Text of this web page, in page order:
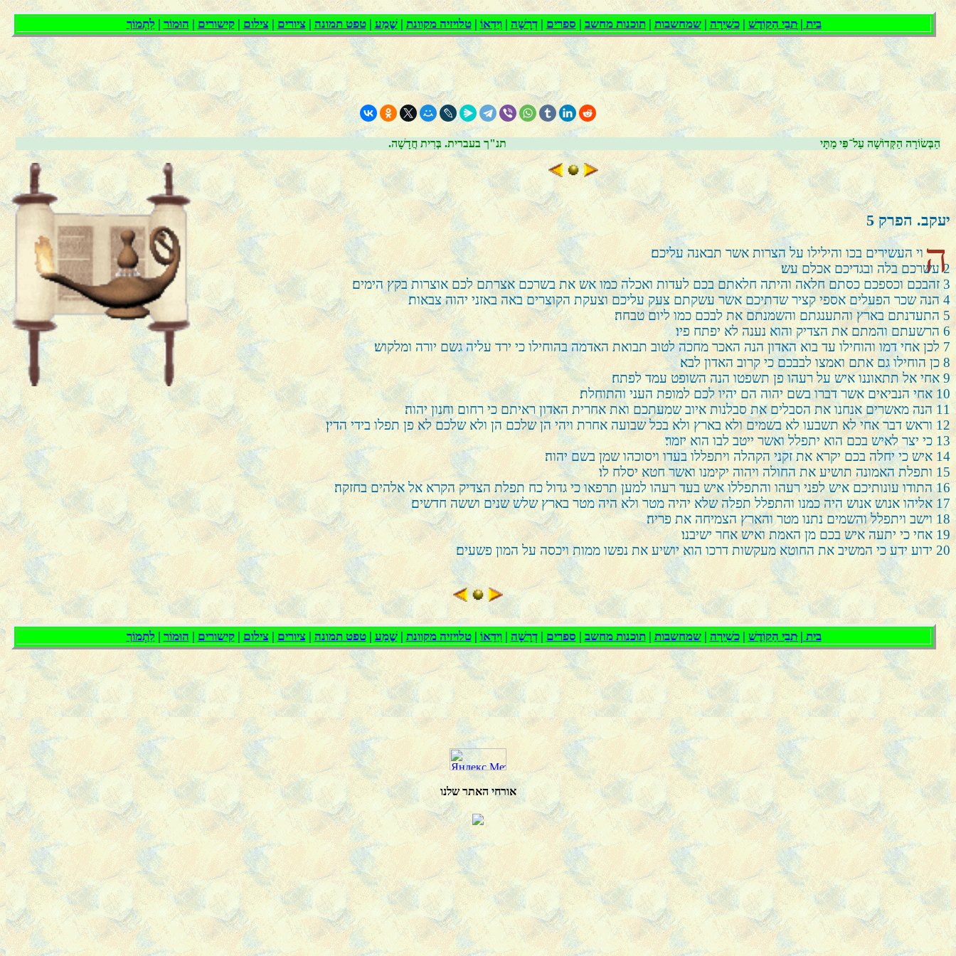
.תנ"ך בעברית. בְּרִית חֲדָשָׁה הַבְּשׂוֹרָה הַקְּדוֹשָׁה עַל־פִּי מַתָּי
יעקב. הפרק5
הוי העשירים בכו והילילו על הצרות אשר תבאנה עליכם׃
2 עשרכם בלה ובגדיכם אכלם עש׃
3 זהבכם וכספכם כסתם חלאה והיתה חלאתם בכם לעדות ואכלה כמו אש את בשרכם אצרתם לכם אוצרות בקץ הימים׃
4 הנה שכר הפעלים אספי קציר שדתיכם אשר עשקתם צעק עליכם וצעקת הקוצרים באה באזני יהוה צבאות׃
5 התעדנתם בארץ והתענגתם והשמנתם את לבכם כמו ליום טבחה׃
6 הרשעתם והמתם את הצדיק והוא נענה לא יפתח פיו׃
7 לכן אחי דמו והוחילו עד בוא האדון הנה האכר מחכה לטוב תבואת האדמה בהוחילו כי ירד עליה גשם יורה ומלקוש׃
8 כן הוחילו גם אתם ואמצו לבבכם כי קרוב האדון לבא׃
9 אחי אל תתאוננו איש על רעהו פן תשפטו הנה השופט עמד לפתח׃
10 אחי הנביאים אשר דברו בשם יהוה הם יהיו לכם למופת העני והתוחלת׃
11 הנה מאשרים אנחנו את הסבלים את סבלנות איוב שמעתכם ואת אחרית האדון ראיתם כי רחום וחנון יהוה׃
12 וראש דבר אחי לא תשבעו לא בשמים ולא בארץ ולא בכל שבועה אחרת ויהי הן שלכם הן ולא שלכם לא פן תפלו בידי הדין׃
13 כי יצר לאיש בכם הוא יתפלל ואשר ייטב לבו הוא יזמר׃
14 איש כי יחלה בכם יקרא את זקני הקהלה ויתפללו בעדו ויסוכהו שמן בשם יהוה׃
15 ותפלת האמונה תושיע את החולה ויהוה יקימנו ואשר חטא יסלח לו׃
16 התודו עונותיכם איש לפני רעהו והתפללו איש בעד רעהו למען תרפאו כי גדול כח תפלת הצדיק הקרא אל אלהים בחזקה׃
17 אליהו אנוש אנוש היה כמנו והתפלל תפלה שלא יהיה מטר ולא היה מטר בארץ שלש שנים וששה חדשים׃
18 וישב ויתפלל והשמים נתנו מטר והארץ הצמיחה את פריה׃
19 אחי כי יתעה איש בכם מן האמת ואיש אחר ישיבנו׃
20 ידוע ידע כי המשיב את החוטא מעקשות דרכו הוא יושיע את נפשו ממות ויכסה על המון פשעים׃